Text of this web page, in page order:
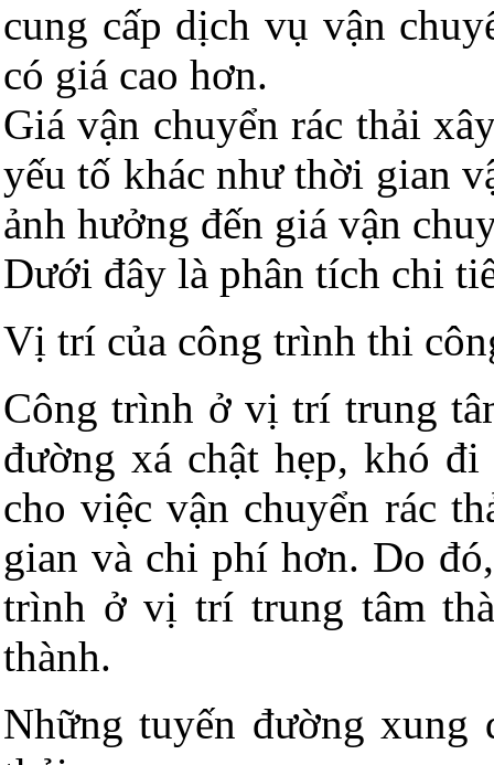
cung cấp dịch vụ vận
có giá cao hơn.
Giá vận chuyển rác thải
yếu tố khác như thời gian
ảnh hưởng đến giá vận
Dưới đây là phân tích chi
Vị trí của công trình thi
Công trình ở vị trí trung
đường xá chật hẹp, khó
cho việc vận chuyển rác
gian và chi phí hơn. Do
trình ở vị trí trung tâm
thành.
Những tuyến đường xung